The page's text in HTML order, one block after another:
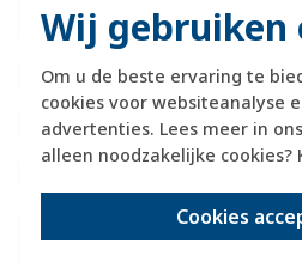
Wij gebruiken
Om u de beste ervaring te
cookies voor websiteanalyse
advertenties. Lees meer in ons
alleen noodzakelijke cookies?
Cookies
RAL-nummer (vergelijkbaar)
Slagvastheid
Beschermingsgraad (IP)
Geschikt voor vloerpot
Transparant
Geschikt voor wandgoot